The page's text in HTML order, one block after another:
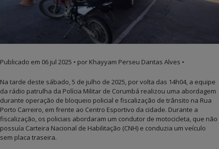
Publicado em 06 jul 2025 • por Khayyam Perseu Dantas Alves •
Na tarde deste sábado, 5 de julho de 2025, por volta das 14h04, a equipe
da rádio patrulha da Polícia Militar de Corumbá realizou uma abordagem
durante operação de bloqueio policial e fiscalização de trânsito na Rua
Porto Carreiro, em frente ao Centro Esportivo da cidade. Durante a
fiscalização, os policiais abordaram um condutor de motocicleta, que não
possuía Carteira Nacional de Habilitação (CNH) e conduzia um veículo
sem placa traseira.